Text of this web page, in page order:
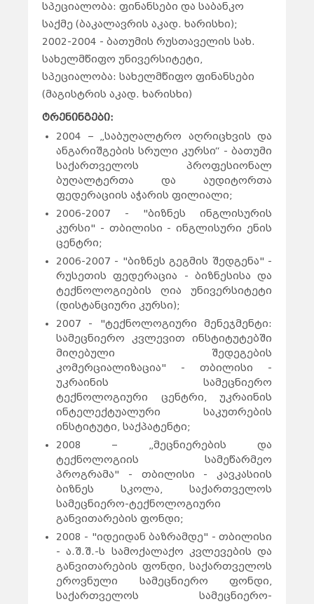
სპეციალობა: ფინანსები და საბანკო
საქმე (ბაკალავრის აკად. ხარისხი);
2002-2004 - ბათუმის რუსთაველის სახ.
სახელმწიფო უნივერსიტეტი,
სპეციალობა: სახელმწიფო ფინანსები
(მაგისტრის აკად. ხარისხი)
ტრენინგები:
2004 – „საბუღალტრო აღრიცხვის და
ანგარიშგების სრული კურსი“ - ბათუმი
საქართველოს პროფესიონალ
ბუღალტერთა და აუდიტორთა
ფედერაციის აჭარის ფილიალი;
2006-2007 - "ბიზნეს ინგლისურის
კურსი" - თბილისი - ინგლისური ენის
ცენტრი;
2006-2007 - "ბიზნეს გეგმის შედგენა" -
რუსეთის ფედერაცია - ბიზნესისა და
ტექნოლოგიების ღია უნივერსიტეტი
(დისტანციური კურსი);
2007 - "ტექნოლოგიური მენეჯმენტი:
სამეცნიერო კვლევით ინსტიტუტებში
მიღებული შედეგების
კომერციალიზაცია" - თბილისი -
უკრაინის სამეცნიერო
ტექნოლოგიური ცენტრი, უკრაინის
ინტელექტუალური საკუთრების
ინსტიტუტი, საქპატენტი;
2008 – „მეცნიერების და
ტექნოლოგიის სამეწარმეო
პროგრამა" - თბილისი - კავკასიის
ბიზნეს სკოლა, საქართველოს
სამეცნიერო-ტექნოლოგიური
განვითარების ფონდი;
2008 - "იდეიდან ბაზრამდე" - თბილისი
- ა.შ.შ.-ს სამოქალაქო კვლევების და
განვითარების ფონდი, საქართველოს
ეროვნული სამეცნიერო ფონდი,
საქართველოს სამეცნიერო-